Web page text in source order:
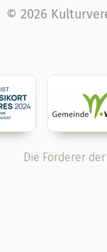
© 2026
Die Förderer